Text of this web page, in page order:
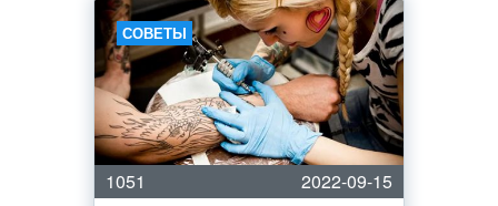
СОВЕТЫ
1051
2022-09-15